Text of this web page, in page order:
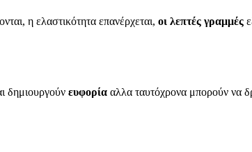
η ελαστικότητα επανέρχεται, οι λεπτές γραμμές
δημιουργούν ευφορία αλλα ταυτόχρονα μπορούν να